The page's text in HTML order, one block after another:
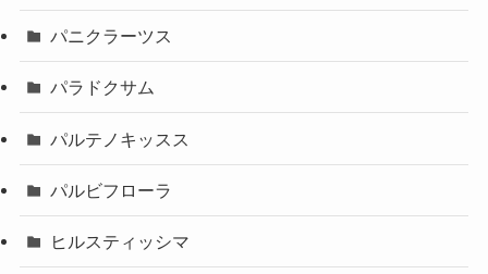
パニクラーツス
パラドクサム
パルテノキッスス
パルビフローラ
ヒルスティッシマ